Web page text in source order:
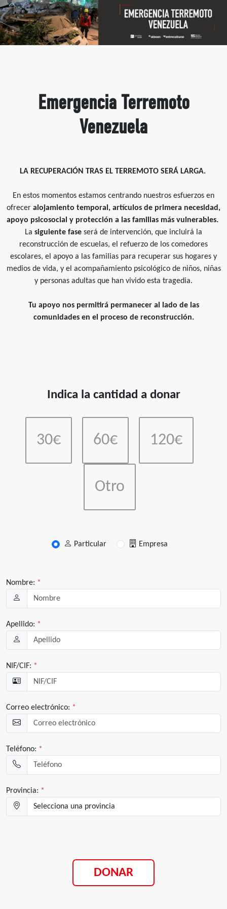
Emergencia Terremoto
Venezuela
LA RECUPERACIÓN TRAS EL TERREMOTO SERÁ LARGA.
En estos momentos estamos centrando nuestros esfuerzos en
ofrecer alojamiento temporal, artículos de primera necesidad,
apoyo psicosocial y protección a las familias más vulnerables.
La siguiente fase será de intervención, que incluirá la
reconstrucción de escuelas, el refuerzo de los comedores
escolares, el apoyo a las familias para recuperar sus hogares y
medios de vida, y el acompañamiento psicológico de niños, niñas
y personas adultas que han vivido esta tragedia.
Tu apoyo nos permitirá permanecer al lado de las
comunidades en el proceso de reconstrucción.
Indica la cantidad a donar
30€ 60€ 120€
Otro
Particular Empresa
Nombre: *
Apellido: *
NIF/CIF: *
Correo electrónico: *
Teléfono: *
Provincia: *
DONAR